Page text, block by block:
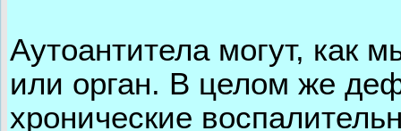
Аутоантитела могут, как
или орган. В целом же
хронические